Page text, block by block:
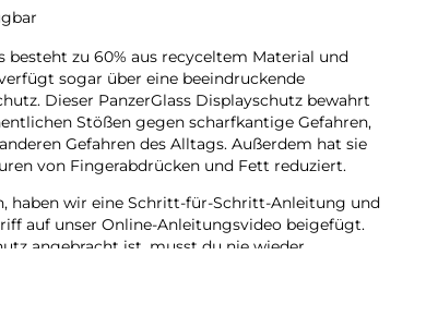
besteht zu 60% aus recyceltem Material und
sogar über eine beeindruckende
Dieser PanzerGlass Displayschutz bewahrt
Stößen gegen scharfkantige Gefahren,
Gefahren des Alltags. Außerdem hat sie
von Fingerabdrücken und Fett reduziert.
haben wir eine Schritt-für-Schritt-Anleitung und
auf unser Online-Anleitungsvideo beigefügt.
angebracht ist, musst du nie wieder
fällt.